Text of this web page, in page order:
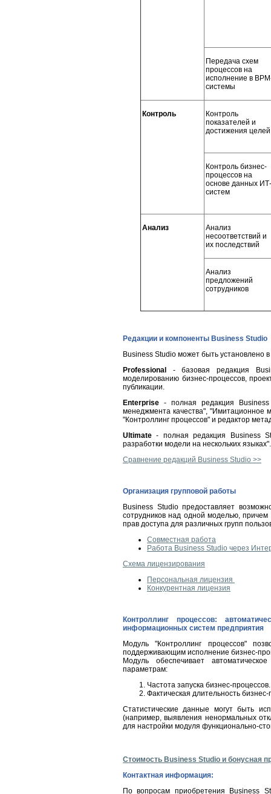
Передача схем
процессов на
исполнение в
системы
Контроль
Контроль
показателей и
достижения целей
Контроль бизнес-
процессов на
основе данных
систем
Анализ
Анализ
несоответствий и
их последствий
Анализ
предложений
сотрудников
Редакции и компоненты Business Studio
Business Studio может быть установлено в
Professional
- базовая редакция
моделированию бизнес-процессов,
публикации.
Enterprise - полная редакция
менеджмента качества", "Имитационное
"Контроллинг процессов" и редактор
Ultimate - полная редакция Business
разработки модели на нескольких языках".
Сравнение редакций Business Studio >>
Организация групповой работы
Business Studio предоставляет
сотрудников над одной моделью,
прав доступа для различных групп
Совместная работа
Работа Business Studio через
Схема лицензирования
Персональная лицензия
Конкурентная лицензия
Контроллинг процессов:
информационных систем предприятия
Модуль "Контроллинг процессов"
поддерживающим исполнение бизнес-
Модуль обеспечивает
параметрам:
Частота запуска бизнес-процессов.
Фактическая длительность бизнес-
Статистические данные могут быть
(например, выявления ненормальных
для настройки модуля функционально-
Стоимость Business Studio и бонусная
Контактная информация:
По вопросам приобретения Business